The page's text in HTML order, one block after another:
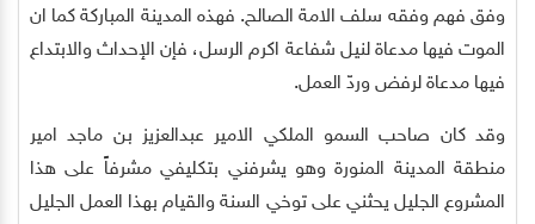
وفق فهم وفقه سلف الامة الصالح. فهذه المدينة المباركة كما ان
الموت فيها مدعاة لنيل شفاعة اكرم الرسل، فإن الإحداث والابتداع
فيها مدعاة لرفض وردّ العمل.
وقد كان صاحب السمو الملكي الامير عبدالعزيز بن ماجد امير
منطقة المدينة المنورة وهو يشرفني بتكليفي مشرفاً على هذا
المشروع الجليل يحثني على توخي السنة والقيام بهذا العمل الجليل